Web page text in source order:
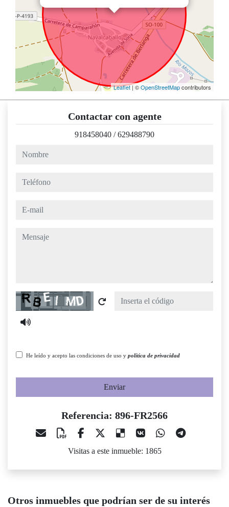
Leaflet| ©OpenStreetMapcontributors
Contactar con agente
918458040 /629488790
nombre
teléfono
e-mail
mensaje
Captcha
He leído y acepto las condiciones de uso y política de privacidad
Enviar
Referencia: 896-FR2566
Visitas a este inmueble: 1865
Otros inmuebles que podrían ser de su interés